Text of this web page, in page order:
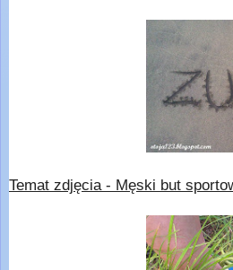
Temat zdjęcia - Męski but